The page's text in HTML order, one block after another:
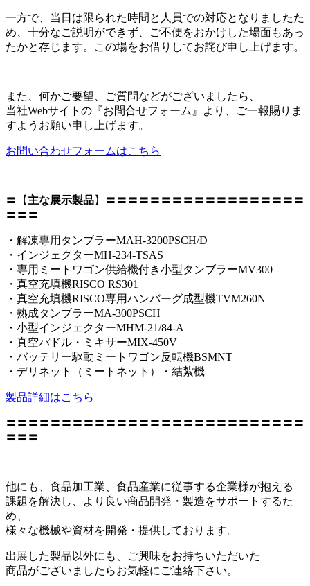
一方で、当日は限られた時間と人員での対応となりましたた
め、十分なご説明ができず、ご不便をおかけした場面もあっ
たかと存じます。この場をお借りしてお詫び申し上げます。
また、何かご要望、ご質問などがございましたら、
当社Webサイトの『お問合せフォーム』より、ご一報賜りま
すようお願い申し上げます。
お問い合わせフォームはこちら
〓【 主な展示製品】〓〓〓〓〓〓〓〓〓〓〓〓〓〓〓〓〓〓
〓〓〓
・解凍専用タンブラーMAH-3200PSCH/D
・インジェクターMH-234-TSAS
・専用ミートワゴン供給機付き小型タンブラーMV300
・真空充填機RISCO RS301
・真空充填機RISCO専用ハンバーグ成型機TVM260N
・熟成タンブラーMA-300PSCH
・小型インジェクターMHM-21/84-A
・真空パドル・ミキサーMIX-450V
・バッテリー駆動ミートワゴン反転機BSMNT
・デリネット（ミートネット）・結紮機
製品詳細はこちら
〓〓〓〓〓〓〓〓〓〓〓〓〓〓〓〓〓〓〓〓〓〓〓〓〓〓〓
〓〓〓
他にも、食品加工業、食品産業に従事する企業様が抱える
課題を解決し、より良い商品開発・製造をサポートするた
め、
様々な機械や資材を開発・提供しております。
出展した製品以外にも、ご興味をお持ちいただいた
商品がございましたらお気軽にご連絡下さい。